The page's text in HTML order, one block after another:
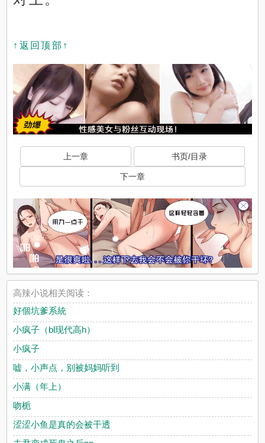
↑返回顶部↑
上一章 书页/目录
下一章
高辣小说相关阅读：
好個坑爹系統
小疯子（bl现代高h）
小疯子
嘘，小声点，别被妈妈听到
小满（年上）
吻栀
涩涩小鱼是真的会被干透